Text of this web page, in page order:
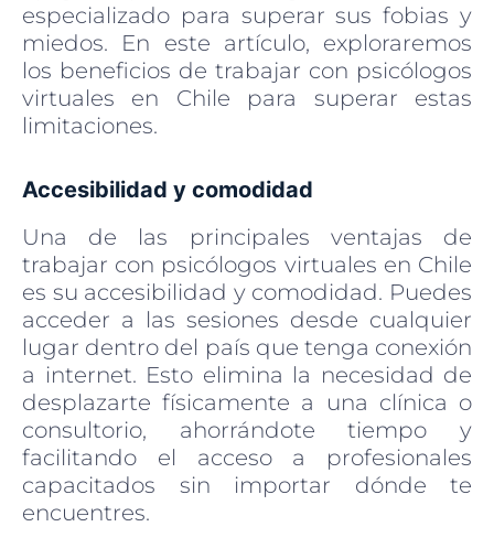
especializado para superar sus fobias y
miedos. En este artículo, exploraremos
los beneficios de trabajar con psicólogos
virtuales en Chile para superar estas
limitaciones.
Accesibilidad y comodidad
Una de las principales ventajas de
trabajar con psicólogos virtuales en Chile
es su accesibilidad y comodidad. Puedes
acceder a las sesiones desde cualquier
lugar dentro del país que tenga conexión
a internet. Esto elimina la necesidad de
desplazarte físicamente a una clínica o
consultorio, ahorrándote tiempo y
facilitando el acceso a profesionales
capacitados sin importar dónde te
encuentres.